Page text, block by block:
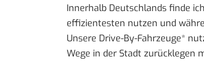
Innerhalb Deutschlands finde
effizientesten nutzen und
Unsere Drive-By-Fahrzeuge*
Wege in der Stadt zurücklegen